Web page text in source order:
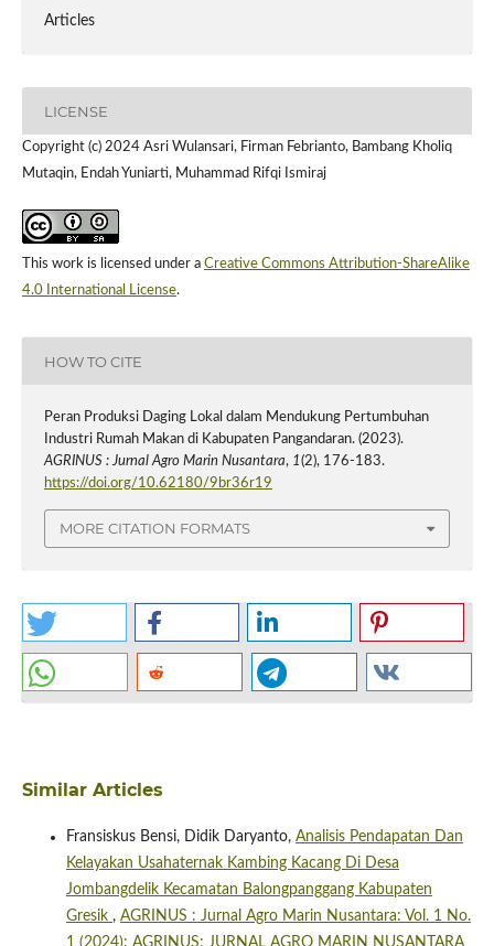
Articles
LICENSE
Copyright (c) 2024 Asri Wulansari, Firman Febrianto, Bambang Kholiq
Mutaqin, Endah Yuniarti, Muhammad Rifqi Ismiraj
This work is licensed under a Creative Commons Attribution-ShareAlike
4.0 International License.
HOW TO CITE
Peran Produksi Daging Lokal dalam Mendukung Pertumbuhan
Industri Rumah Makan di Kabupaten Pangandaran. (2023).
AGRINUS : Jurnal Agro Marin Nusantara, 1(2), 176-183.
https://doi.org/10.62180/9br36r19
MORE CITATION FORMATS
Similar Articles
Fransiskus Bensi, Didik Daryanto, Analisis Pendapatan Dan
Kelayakan Usahaternak Kambing Kacang Di Desa
Jombangdelik Kecamatan Balongpanggang Kabupaten
Gresik , AGRINUS : Jurnal Agro Marin Nusantara: Vol. 1 No.
1 (2024): AGRINUS: JURNAL AGRO MARIN NUSANTARA